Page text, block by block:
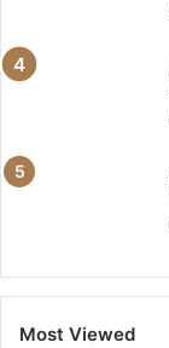
Most Viewed